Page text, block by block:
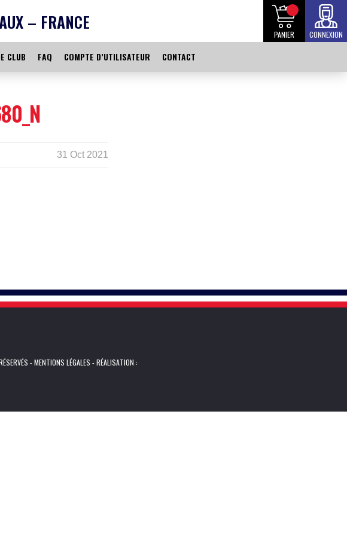
– FRANCE
PANIER CONNEXION
CLUB FAQ COMPTE D’UTILISATEUR CONTACT
31 Oct 2021
-MENTIONS LÉGALES - RÉALISATION :